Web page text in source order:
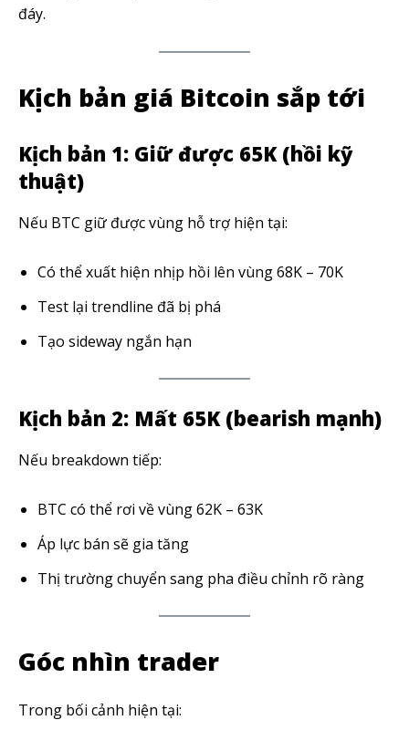
Theo dõi CIG News
Chúng tôi mang lại trải nghiệm thú vị với tin tức nhanh chóng, góc
nhìn thị trường trực quan và mang lại lượng kiến thức cần thiết trong
thị trường tài chính.
SUBSCRIBE
2,500
đáy.
Kịch bản giá Bitcoin sắp tới
Kịch bản 1: Giữ được 65K (hồi kỹ
thuật)
Nếu BTC giữ được vùng hỗ trợ hiện tại:
Có thể xuất hiện nhịp hồi lên vùng 68K – 70K
Test lại trendline đã bị phá
Tạo sideway ngắn hạn
Kịch bản 2: Mất 65K (bearish mạnh)
Nếu breakdown tiếp:
BTC có thể rơi về vùng 62K – 63K
Áp lực bán sẽ gia tăng
Thị trường chuyển sang pha điều chỉnh rõ ràng
Góc nhìn trader
Trong bối cảnh hiện tại: